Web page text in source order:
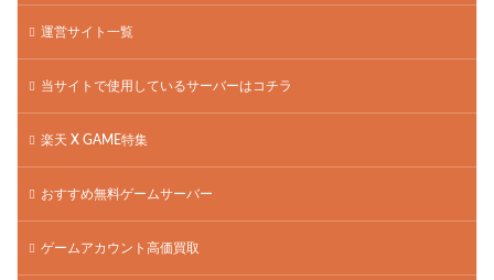
運営サイト一覧
当サイトで使用しているサーバーはコチラ
楽天 X GAME特集
おすすめ無料ゲームサーバー
ゲームアカウント高価買取